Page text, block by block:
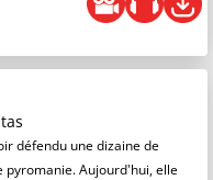
défendu une dizaine de
pyromanie. Aujourd'hui, elle